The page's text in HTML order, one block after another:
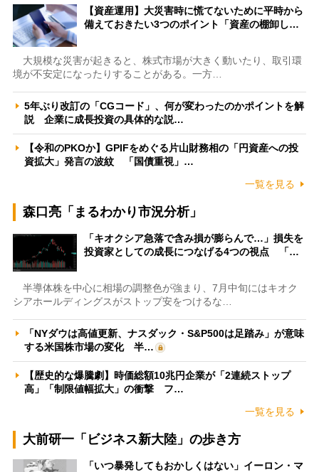
【資産運用】大災害時に慌てないために平時から
備えておきたい3つのポイント「資産の棚卸し…
大規模な災害が起きると、株式市場が大きく動いたり、取引環
境が不安定になったりすることがある。一方…
5年ぶり改訂の「CGコード」、何が変わったのかポイントを解
説 企業に成長投資の具体的な説…
【令和のPKOか】GPIFをめぐる片山財務相の「円資産への投
資拡大」発言の波紋 「国債重視」…
一覧を見る
森口亮「まるわかり市況分析」
「キオクシア急落で含み損が膨らんで…」損失を
投資家としての成長につなげる4つの視点 「…
半導体株を中心に相場の調整色が強まり、7月中旬にはキオク
シアホールディングスがストップ安をつけるな…
「NYダウは高値更新、ナスダック・S&P500は足踏み」が意味
する米国株市場の変化 半…
【歴史的な爆騰劇】時価総額10兆円企業が「2連続ストップ
高」「制限値幅拡大」の衝撃 フ…
一覧を見る
大前研一「ビジネス新大陸」の歩き方
「いつ暴発してもおかしくはない」イーロン・マ